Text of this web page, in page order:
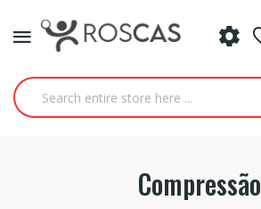
Compressão